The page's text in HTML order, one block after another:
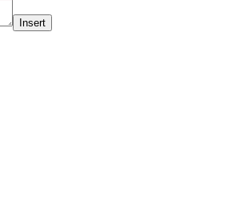
Insert